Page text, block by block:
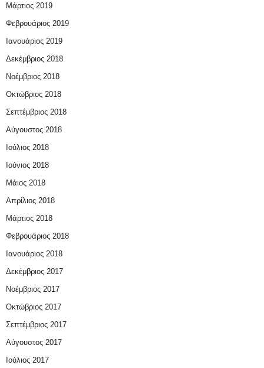
Μάρτιος 2019
Φεβρουάριος 2019
Ιανουάριος 2019
Δεκέμβριος 2018
Νοέμβριος 2018
Οκτώβριος 2018
Σεπτέμβριος 2018
Αύγουστος 2018
Ιούλιος 2018
Ιούνιος 2018
Μάιος 2018
Απρίλιος 2018
Μάρτιος 2018
Φεβρουάριος 2018
Ιανουάριος 2018
Δεκέμβριος 2017
Νοέμβριος 2017
Οκτώβριος 2017
Σεπτέμβριος 2017
Αύγουστος 2017
Ιούλιος 2017